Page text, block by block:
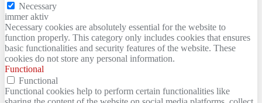
Necessary
immer aktiv
Necessary cookies are absolutely essential for the website to
function properly. This category only includes cookies that ensures
basic functionalities and security features of the website. These
cookies do not store any personal information.
Functional
Functional
Functional cookies help to perform certain functionalities like